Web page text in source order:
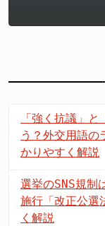
「強く抗議」
う？外交用語の
かりやすく解説
選挙のSNS規制
施行「改正公選
く解説